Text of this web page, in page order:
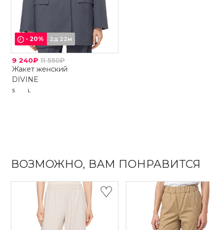
-20% 2д 22м
9 240₽ 11 550₽
Жакет женский
DIVINE
S L
ВОЗМОЖНО, ВАМ ПОНРАВИТСЯ